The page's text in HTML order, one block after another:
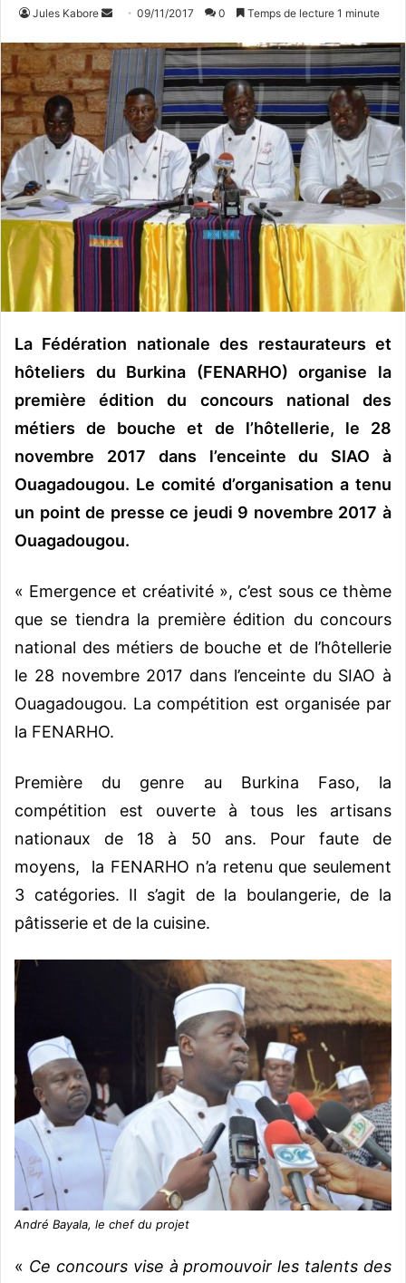
Jules Kabore
v
y
e
r
u
n
c
u
e
09/11/2017 0 Temps de lecture 1 minute
La Fédération nationale des restaurateurs et
hôteliers du Burkina (FENARHO) organise la
première édition du concours national des
métiers de bouche et de l’hôtellerie, le 28
novembre 2017 dans l’enceinte du SIAO à
Ouagadougou. Le comité d’organisation a tenu
un point de presse ce jeudi 9 novembre 2017 à
Ouagadougou.
« Emergence et créativité », c’est sous ce thème
que se tiendra la première édition du concours
national des métiers de bouche et de l’hôtellerie
le 28 novembre 2017 dans l’enceinte du SIAO à
Ouagadougou. La compétition est organisée par
la FENARHO.
Première du genre au Burkina Faso, la
compétition est ouverte à tous les artisans
nationaux de 18 à 50 ans. Pour faute de
moyens, la FENARHO n’a retenu que seulement
3 catégories. Il s’agit de la boulangerie, de la
pâtisserie et de la cuisine.
André Bayala, le chef du projet
« Ce concours vise à promouvoir les talents des